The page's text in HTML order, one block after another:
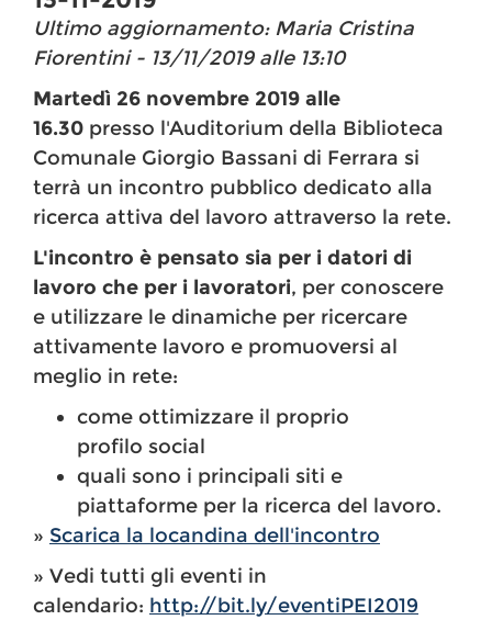
Ultimo aggiornamento: Maria Cristina
Fiorentini - 13/11/2019 alle 13:10
Martedì 26 novembre 2019 alle
16.30 presso l'Auditorium della Biblioteca
Comunale Giorgio Bassani di Ferrara si
terrà un incontro pubblico dedicato alla
ricerca attiva del lavoro attraverso la rete.
L'incontro è pensato sia per i datori di
lavoro che per i lavoratori, per conoscere
e utilizzare le dinamiche per ricercare
attivamente lavoro e promuoversi al
meglio in rete:
come ottimizzare il proprio
profilo social
quali sono i principali siti e
piattaforme per la ricerca del lavoro.
» Scarica la locandina dell'incontro
» Vedi tutti gli eventi in
calendario: http://bit.ly/eventiPEI2019